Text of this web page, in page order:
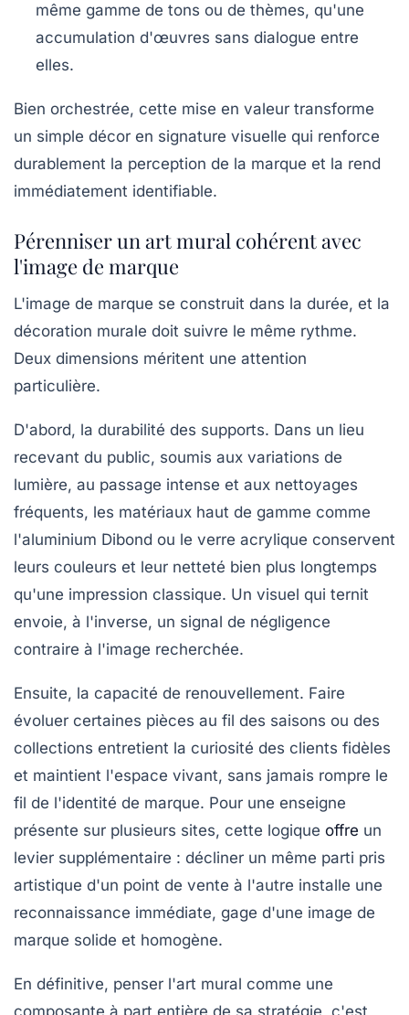
même gamme de tons ou de thèmes, qu'une
accumulation d'œuvres sans dialogue entre
elles.
Bien orchestrée, cette mise en valeur transforme
un simple décor en signature visuelle qui renforce
durablement la perception de la marque et la rend
immédiatement identifiable.
Pérenniser un art mural cohérent avec
l'image de marque
L'image de marque se construit dans la durée, et la
décoration murale doit suivre le même rythme.
Deux dimensions méritent une attention
particulière.
D'abord, la durabilité des supports. Dans un lieu
recevant du public, soumis aux variations de
lumière, au passage intense et aux nettoyages
fréquents, les matériaux haut de gamme comme
l'aluminium Dibond ou le verre acrylique conservent
leurs couleurs et leur netteté bien plus longtemps
qu'une impression classique. Un visuel qui ternit
envoie, à l'inverse, un signal de négligence
contraire à l'image recherchée.
Ensuite, la capacité de renouvellement. Faire
évoluer certaines pièces au fil des saisons ou des
collections entretient la curiosité des clients fidèles
et maintient l'espace vivant, sans jamais rompre le
fil de l'identité de marque. Pour une enseigne
présente sur plusieurs sites, cette logique offre un
levier supplémentaire : décliner un même parti pris
artistique d'un point de vente à l'autre installe une
reconnaissance immédiate, gage d'une image de
marque solide et homogène.
En définitive, penser l'art mural comme une